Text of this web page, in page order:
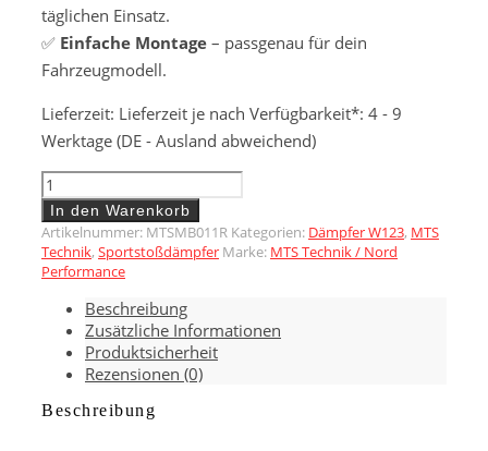
täglichen Einsatz.
✅ Einfache Montage – passgenau für dein
Fahrzeugmodell.
Lieferzeit: Lieferzeit je nach Verfügbarkeit*: 4 - 9
Werktage (DE - Ausland abweichend)
Sportstoßdämpfer
hinten
für
Mercedes
W123
MTS
Technik
201parts.de
In den Warenkorb
Artikelnummer: MTSMB011R Kategorien: Dämpfer W123, MTS
Technik, Sportstoßdämpfer Marke: MTS Technik / Nord
Performance
Beschreibung
Zusätzliche Informationen
Produktsicherheit
Rezensionen (0)
Beschreibung